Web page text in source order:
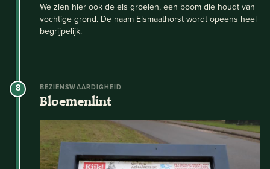
We zien hier ook de els groeien, een boom die houdt van
vochtige grond. De naam Elsmaathorst wordt opeens heel
begrijpelijk.
8 BEZIENSWAARDIGHEID
Bloemenlint